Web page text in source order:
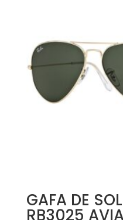
GAFA DE
RB3025